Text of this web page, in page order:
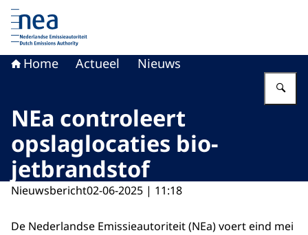
Naar de homepage van Nederlandse Emissieautoriteit
Home Actueel Nieuws
NEa controleert
opslaglocaties bio-
jetbrandstof
Nieuwsbericht02-06-2025 | 11:18
De Nederlandse Emissieautoriteit (NEa) voert eind mei